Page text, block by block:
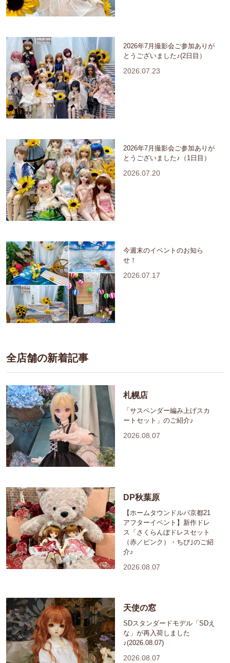
2026年7月撮影会ご参加ありが
とうございました♪(2日目）
2026.07.23
2026年7月撮影会ご参加ありが
とうございました♪（1日目）
2026.07.20
今週末のイベントのお知ら
せ！
2026.07.17
全店舗の新着記事
札幌店
「サスペンダー編み上げスカ
ートセット」のご紹介♪
2026.08.07
DP秋葉原
【ホームタウンドルパ京都21
アフターイベント】新作ドレ
ス「さくらんぼドレスセット
（赤／ピンク）・ちび｣のご紹
介♪
2026.08.07
天使の窓
SDスタンダードモデル「SDえ
な」が再入荷しました
♪(2026.08.07)
2026.08.07